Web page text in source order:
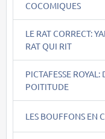
COCOMIQUES
LE RAT CORRECT:
RAT QUI RIT
PICTAFESSE ROYAL:
POITITUDE
LES BOUFFONS EN